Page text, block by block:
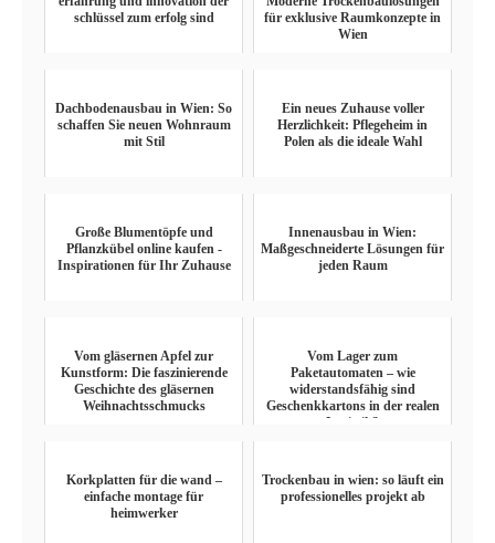
schlüssel zum erfolg sind
für exklusive Raumkonzepte in
Wien
Dachbodenausbau in Wien: So
schaffen Sie neuen Wohnraum
mit Stil
Ein neues Zuhause voller
Herzlichkeit: Pflegeheim in
Polen als die ideale Wahl
Große Blumentöpfe und
Pflanzkübel online kaufen -
Inspirationen für Ihr Zuhause
Innenausbau in Wien:
Maßgeschneiderte Lösungen für
jeden Raum
Vom gläsernen Apfel zur
Kunstform: Die faszinierende
Geschichte des gläsernen
Weihnachtsschmucks
Vom Lager zum
Paketautomaten – wie
widerstandsfähig sind
Geschenkkartons in der realen
Logistik?
Korkplatten für die wand –
einfache montage für
heimwerker
Trockenbau in wien: so läuft ein
professionelles projekt ab